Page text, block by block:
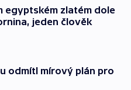
egyptském zlatém dole
jeden člověk
odmítl mírový plán pro